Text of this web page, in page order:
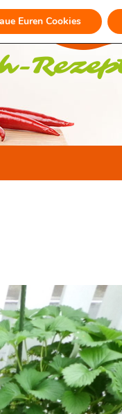
Euren Cookies